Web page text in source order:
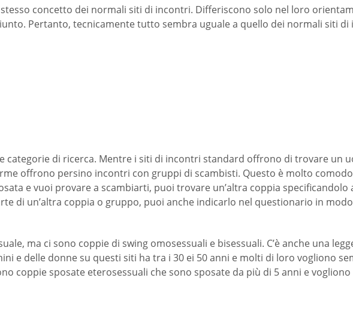
concetto dei normali siti di incontri. Differiscono solo nel loro
Pertanto, tecnicamente tutto sembra uguale a quello dei normali siti di
categorie di ricerca. Mentre i siti di incontri standard offrono di trovare un
offrono persino incontri con gruppi di scambisti. Questo è molto
e vuoi provare a scambiarti, puoi trovare un’altra coppia
di un’altra coppia o gruppo, puoi anche indicarlo nel questionario in
ma ci sono coppie di swing omosessuali e bisessuali. C’è anche una
e delle donne su questi siti ha tra i 30 ei 50 anni e molti di loro vogliono
coppie sposate eterosessuali che sono sposate da più di 5 anni e